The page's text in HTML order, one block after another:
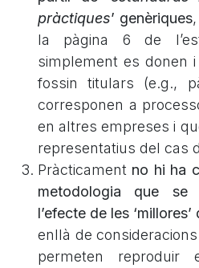
pràctiques’ genèriques
la pàgina 6 de
simplement es donen
fossin titulars (e.g.,
corresponen a
en altres empreses i
representatius del cas
Pràcticament no hi ha
metodologia que se
l’efecte de les
enllà de
permeten